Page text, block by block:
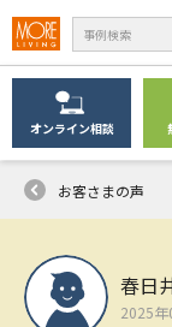
オンライン相談
お客さまの声
春日
2025年